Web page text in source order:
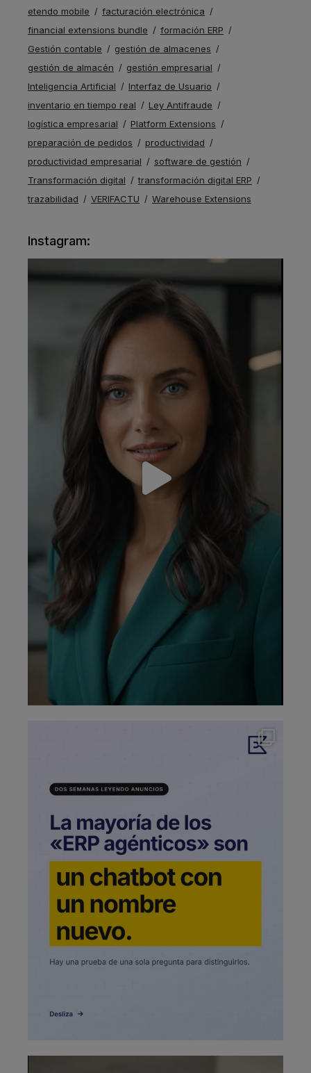
etendo mobile
facturación electrónica
financial extensions bundle
formación ERP
Gestión contable
gestión de almacenes
gestión de almacén
gestión empresarial
Inteligencia Artificial
Interfaz de Usuario
inventario en tiempo real
Ley Antifraude
logística empresarial
Platform Extensions
preparación de pedidos
productividad
productividad empresarial
software de gestión
Transformación digital
transformación digital ERP
trazabilidad
VERIFACTU Warehouse Extensions
Instagram: